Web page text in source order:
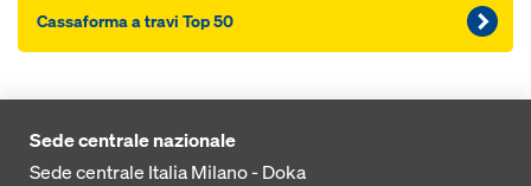
Cas­saforma a travi Top 50
Sede centrale nazionale
Sede centrale Italia Milano - Doka